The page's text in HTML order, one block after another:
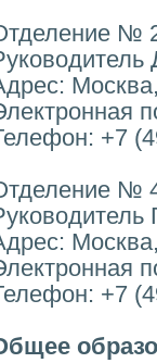
№
+7
№
+7